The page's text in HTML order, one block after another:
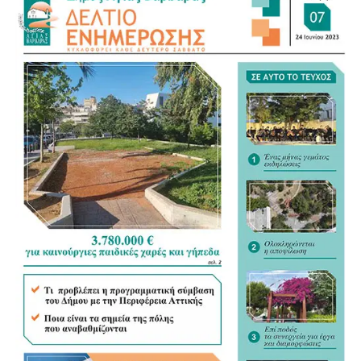
Για τον νέο Κώδικα της Αυτοδιοίκησης αναγνώρισε ως
σημαντικό βήμα τη συγκέντρωση της διάσπαρτης
νομοθεσίας σε ένα ενιαίο κείμενο, άσκησε όμως κριτική
στον τρόπο με τον οποίο διαμορφώνεται. «Η
Αυτοδιοίκηση ξέρει τι Αυτοδιοίκηση θέλει», σημείωσε,
υποστηρίζοντας ότι οι Δήμοι θα έπρεπε να έχουν πολύ
πιο καθοριστικό ρόλο στη διαμόρφωση του νέου
πλαισίου.
«Τα ουσιώδη είναι οι αρμοδιότητες και οι πόροι»